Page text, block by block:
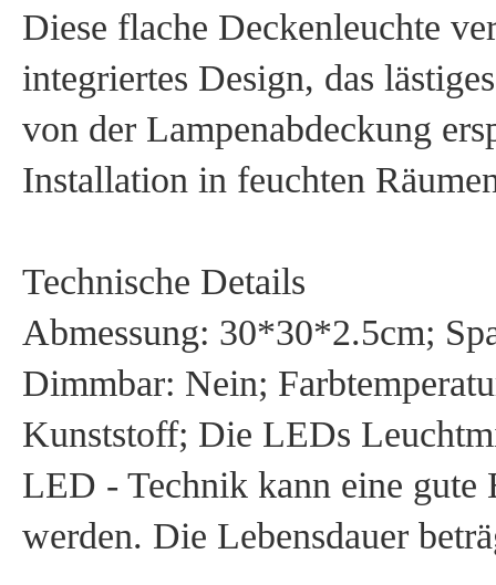
Diese flache Deckenleuchte
integriertes Design, das
von der Lampenabdeckung
Installation in feuchten
Technische Details
Abmessung: 30*30*2.5cm;
Dimmbar: Nein;
Kunststoff; Die LEDs
LED - Technik kann eine gute
werden. Die Lebensdauer